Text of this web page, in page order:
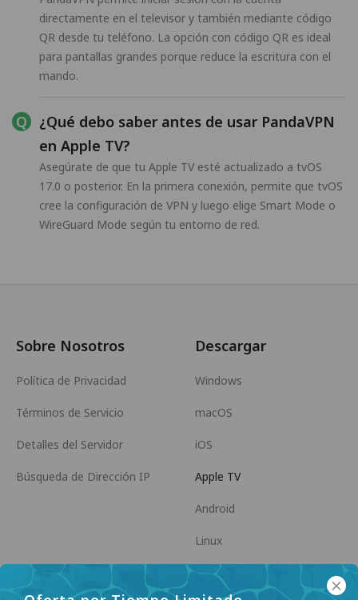
directamente en el televisor y también mediante código
QR desde tu teléfono. La opción con código QR es ideal
para pantallas grandes porque reduce la escritura con el
mando.
¿Qué debo saber antes de usar PandaVPN
en Apple TV?
Asegúrate de que tu Apple TV esté actualizado a tvOS
17.0 o posterior. En la primera conexión, permite que tvOS
cree la configuración de VPN y luego elige Smart Mode o
WireGuard Mode según tu entorno de red.
Sobre Nosotros
Política de Privacidad
Términos de Servicio
Detalles del Servidor
Búsqueda de Dirección IP
Descargar
Windows
macOS
iOS
Apple TV
Android
Linux
Android TV